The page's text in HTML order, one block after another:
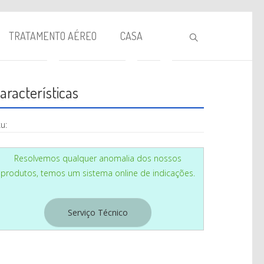
AQUECIMENTO
VENTILAÇÃO
TRATAMENTO AÉREO CASA
Resolvemos qualquer anomalia dos nossos
produtos, temos um sistema online de indicações.
Serviço Técnico